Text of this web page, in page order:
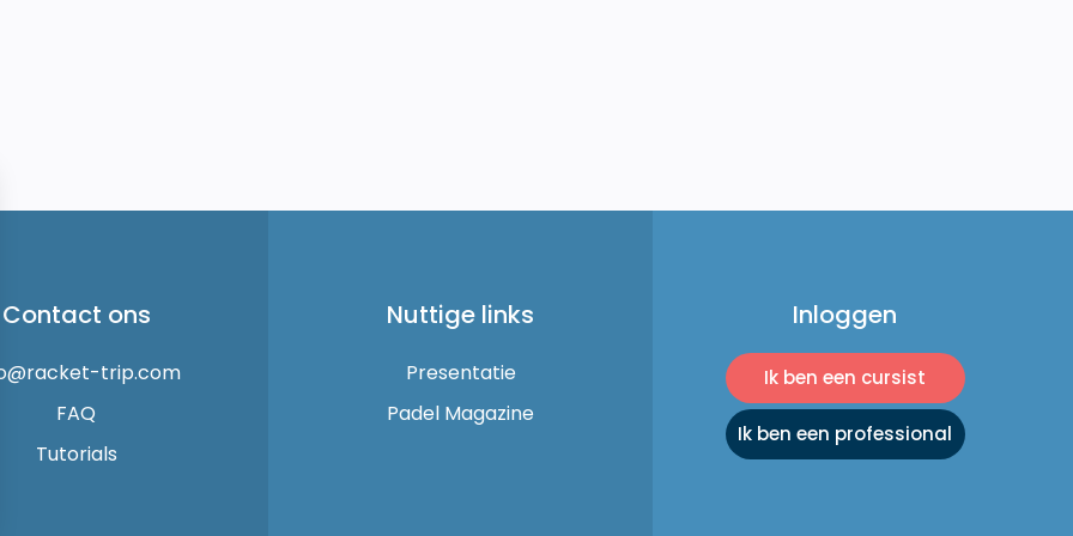
Contact ons
trip.com
FAQ
Tutorials
Nuttige links
Presentatie
Padel Magazine
Inloggen
Ik ben een cursist
Ik ben een professional